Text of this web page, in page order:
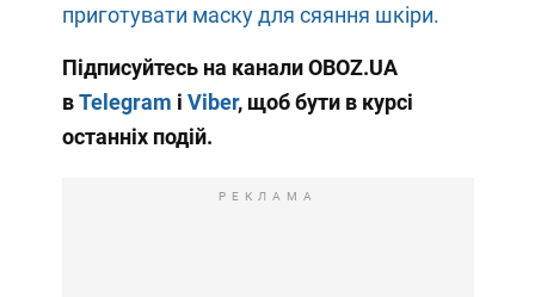
приготувати маску для сяяння шкіри.
Підписуйтесь на канали OBOZ.UA
вTelegram і Viber, щоб бути в курсі
останніх подій.
РЕКЛАМА